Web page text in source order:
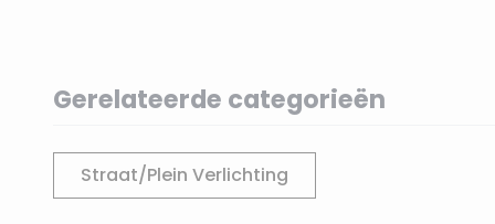
Gerelateerde categorieën
Straat/Plein Verlichting